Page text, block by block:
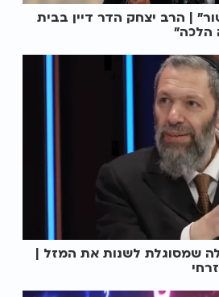
| הרב יצחק הדר דיין בבית
הלכה"
שמסוגלת לשנות את המזל |